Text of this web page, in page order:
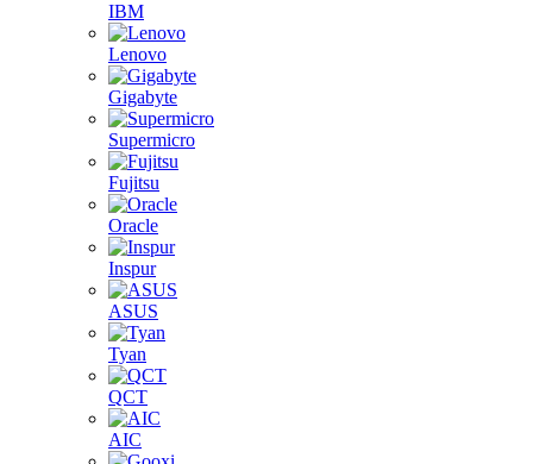
IBM
Lenovo
Gigabyte
Supermicro
Fujitsu
Oracle
Inspur
ASUS
Tyan
QCT
AIC